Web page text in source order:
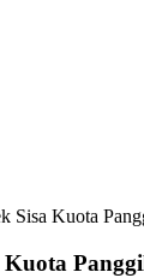
Sisa Kuota